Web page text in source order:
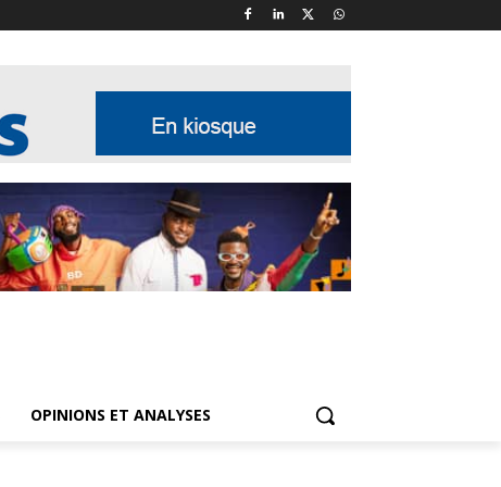
OPINIONS ET ANALYSES